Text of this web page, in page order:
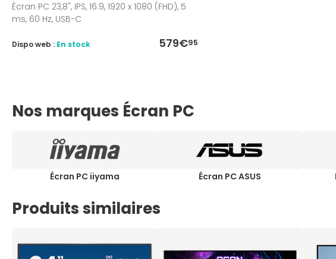
Écran PC 23,8", IPS, 16:9, 1920 x 1080 (FHD), 5
ms, 60 Hz, USB-C
579€95
Dispo web : En stock
Nos marques Écran PC
Écran PC iiyama Écran PC ASUS
Produits similaires